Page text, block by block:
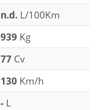
n.d. L/100Km
939 Kg
77 Cv
130 Km/h
- L